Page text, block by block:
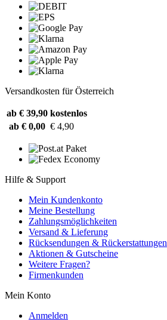
Versandkosten für Österreich
ab € 39,90 kostenlos
ab € 0,00 € 4,90
Hilfe & Support
Mein Kundenkonto
Meine Bestellung
Zahlungsmöglichkeiten
Versand & Lieferung
Rücksendungen & Rückerstattungen
Aktionen & Gutscheine
Weitere Fragen?
Firmenkunden
Mein Konto
Anmelden